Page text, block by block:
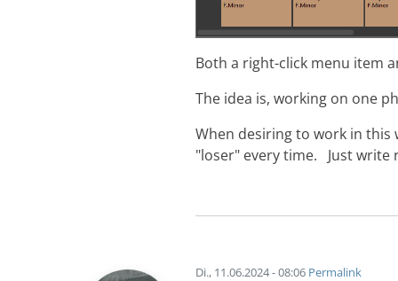
Both a right-click menu item
The idea is, working on one
When desiring to work in this
"loser" every time. Just write
Di., 11.06.2024 - 08:06 Permalink